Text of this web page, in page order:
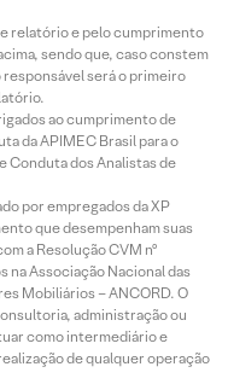
relatório e pelo cumprimento
sendo que, caso constem
responsável será o primeiro
ao cumprimento de
da APIMEC Brasil para o
Conduta dos Analistas de
por empregados da XP
que desempenham suas
a Resolução CVM nº
Associação Nacional das
Mobiliários – ANCORD. O
administração ou
como intermediário e
de qualquer operação